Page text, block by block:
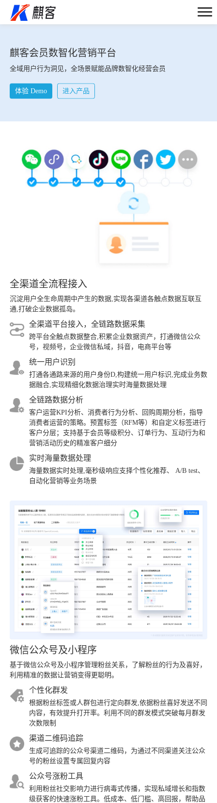
麒客会员数智化营销平台
全域用户行为洞见，全场景赋能品牌数智化经营会员
体验 Demo 进入产品
全渠道全流程接入
沉淀用户全生命周期中产生的数据,实现各渠道各触点数据互联互
通,打破企业数据孤岛。
全渠道平台接入，全链路数据采集
跨平台全触点数据整合,积累企业数据资产，打通微信公众
号，视频号，企业微信私域，抖音，电商平台等
统一用户识别
打通各通路来源的用户身份D,构建统一用户标识,完成业务数
据融合,实现精细化数据治理实时海量数据处理
全链路数据分析
客户运营KPI分析、消费者行为分析、回购周期分析，指导
消费者运营的策略。预置标签（RFM等）和自定义标签进行
客户分层；支持基于会员等级积分、订单行为、互动行为和
营销活动历史的精准客户细分
实时海量数据处理
海量数据实时处理,毫秒级响应支择个性化推荐、 A/B test、
自动化营销等业务场景
微信公众号及小程序
基于微信公众号及小程序管理粉丝关系，了解粉丝的行为及喜好，
利用精准的数据让营销变得更聪明。
个性化群发
根据粉丝标签或人群包进行定向群发,依据粉丝喜好发送不同
内容，有效提升打开率。利用不同的群发模式突破每月群发
次数限制
渠道二维码追踪
生成可追踪的公众号渠道二维码，为通过不同渠道关注公众
号的粉丝设置专属回复内容
公众号涨粉工具
利用粉丝社交影响力进行病毒式传播，实现私域增长和指数
级获客的快速涨粉工具。低成本、低门槛、高回报，帮助品